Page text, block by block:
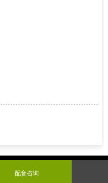
Contact us
配音咨询